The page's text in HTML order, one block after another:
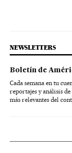
NEWSLETTERS
Boletín de
Cada semana en tu
reportajes y análisis
más relevantes del